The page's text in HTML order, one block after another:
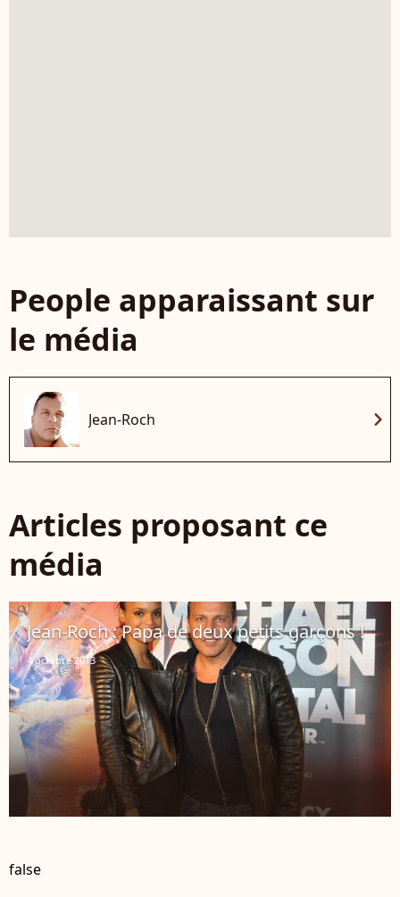
People apparaissant sur
le média
Jean-Roch chevron_right
Articles proposant ce
média
Jean-Roch : Papa de deux petits garçons !
4 octobre 2013
false